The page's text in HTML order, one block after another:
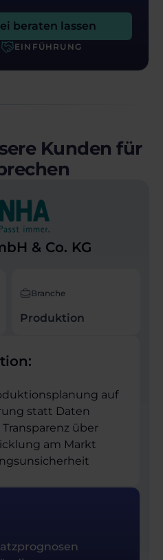
beraten lassen
EINFÜHRUNG
Kunden für
& Co. KG
Branche
Produktion
auf
statt Daten
über
am Markt